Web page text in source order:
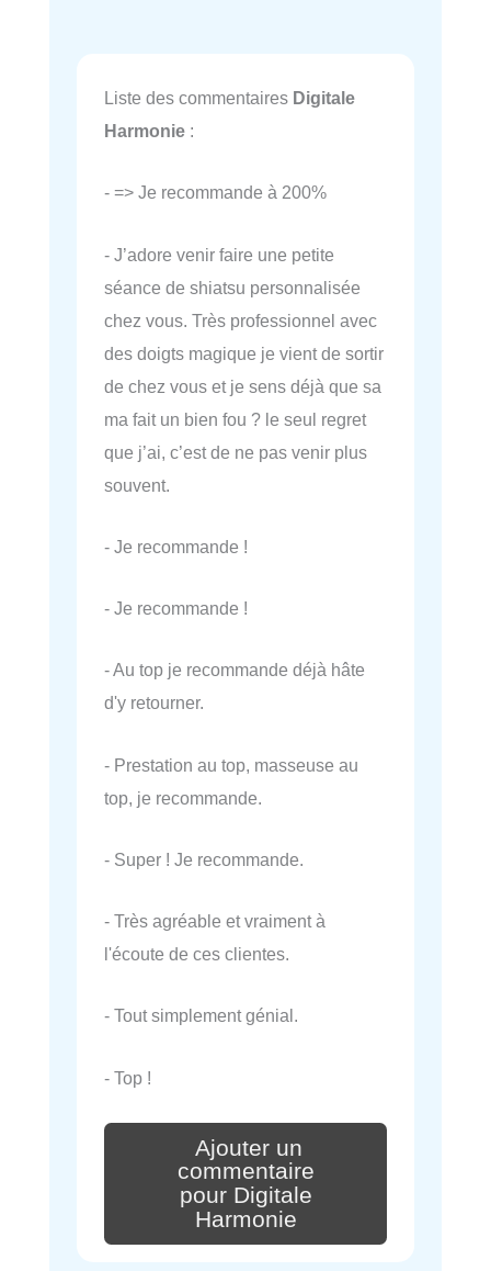
Liste des commentaires Digitale
Harmonie :
- => Je recommande à 200%
- J’adore venir faire une petite
séance de shiatsu personnalisée
chez vous. Très professionnel avec
des doigts magique je vient de sortir
de chez vous et je sens déjà que sa
ma fait un bien fou ? le seul regret
que j’ai, c’est de ne pas venir plus
souvent.
- Je recommande !
- Je recommande !
- Au top je recommande déjà hâte
d'y retourner.
- Prestation au top, masseuse au
top, je recommande.
- Super ! Je recommande.
- Très agréable et vraiment à
l'écoute de ces clientes.
- Tout simplement génial.
- Top !
Ajouter un
commentaire
pour Digitale
Harmonie